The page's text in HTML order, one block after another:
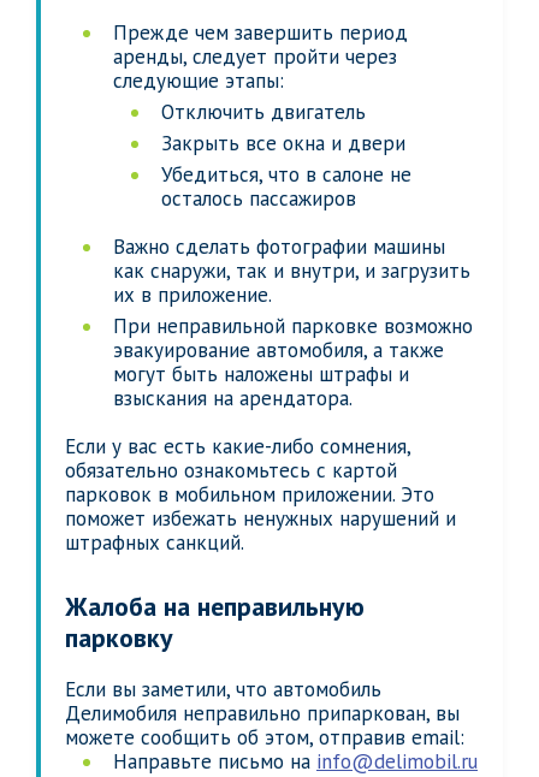
Прежде чем завершить период
аренды, следует пройти через
следующие этапы:
Отключить двигатель
Закрыть все окна и двери
Убедиться, что в салоне не
осталось пассажиров
Важно сделать фотографии машины
как снаружи, так и внутри, и загрузить
их в приложение.
При неправильной парковке возможно
эвакуирование автомобиля, а также
могут быть наложены штрафы и
взыскания на арендатора.
Если у вас есть какие-либо сомнения,
обязательно ознакомьтесь с картой
парковок в мобильном приложении. Это
поможет избежать ненужных нарушений и
штрафных санкций.
Жалоба на неправильную
парковку
Если вы заметили, что автомобиль
Делимобиля неправильно припаркован, вы
можете сообщить об этом, отправив email:
Направьте письмо на info@delimobil.ru